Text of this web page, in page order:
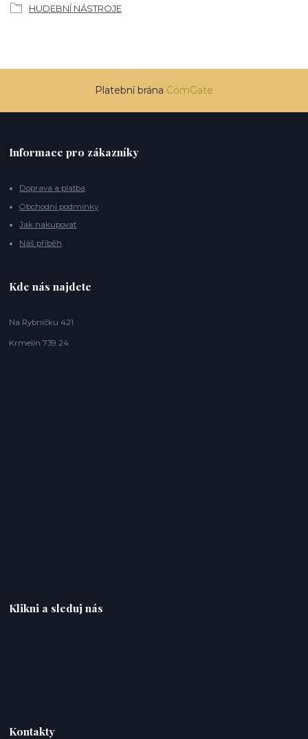
HUDEBNÍ NÁSTROJE
Platební brána ComGate
Informace pro zákazníky
Doprava a platba
Obchodní podmínky
Jak nakupovat
Náš příběh
Kde nás najdete
Na Rybníčku 421
Krmelín 739 24
Klikni a sleduj nás
Kontakty